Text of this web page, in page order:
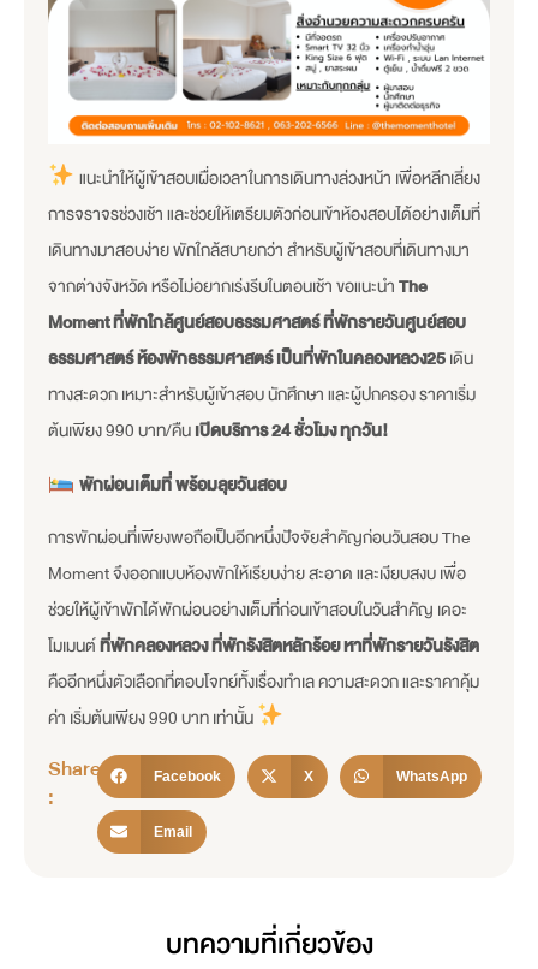
แนะนำให้ผู้เข้าสอบเผื่อเวลาในการเดินทางล่วงหน้า เพื่อหลีกเลี่ยง
การจราจรช่วงเช้า และช่วยให้เตรียมตัวก่อนเข้าห้องสอบได้อย่างเต็มที่
เดินทางมาสอบง่าย พักใกล้สบายกว่า สำหรับผู้เข้าสอบที่เดินทางมา
จากต่างจังหวัด หรือไม่อยากเร่งรีบในตอนเช้า ขอแนะนำThe
Moment ที่พักใกล้ศูนย์สอบธรรมศาสตร์ที่พักรายวันศูนย์สอบ
ธรรมศาสตร์ ห้องพักธรรมศาสตร์ เป็นที่พักในคลองหลวง25เดิน
ทางสะดวก เหมาะสำหรับผู้เข้าสอบ นักศึกษา และผู้ปกครอง ราคาเริ่ม
ต้นเพียง 990 บาท/คืนเปิดบริการ 24 ชั่วโมง ทุกวัน!
พักผ่อนเต็มที่ พร้อมลุยวันสอบ
การพักผ่อนที่เพียงพอถือเป็นอีกหนึ่งปัจจัยสำคัญก่อนวันสอบ The
Moment จึงออกแบบห้องพักให้เรียบง่าย สะอาด และเงียบสงบ เพื่อ
ช่วยให้ผู้เข้าพักได้พักผ่อนอย่างเต็มที่ก่อนเข้าสอบในวันสำคัญ เดอะ
โมเมนต์ที่พักคลองหลวง ที่พักรังสิตหลักร้อย หาที่พักรายวันรังสิต
คืออีกหนึ่งตัวเลือกที่ตอบโจทย์ทั้งเรื่องทำเล ความสะดวก และราคาคุ้ม
ค่า เริ่มต้นเพียง 990 บาท เท่านั้น
Share
:
Facebook X WhatsApp
Email
บทความที่เกี่ยวข้อง